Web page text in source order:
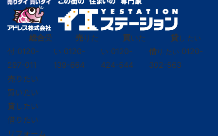
総合受
付 0120-
297-011
売りた
い 0120-
139-664
買いた
い 0120-
424-544
貸し たい
借り たい 0120-
302-563
売りたい
買いたい
貸したい
借りたい
リフォーム